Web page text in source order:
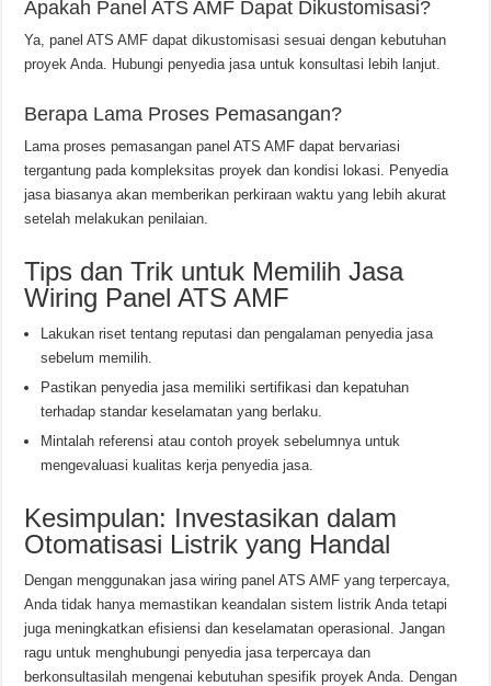
Apakah Panel ATS AMF Dapat Dikustomisasi?
Ya, panel ATS AMF dapat dikustomisasi sesuai dengan kebutuhan
proyek Anda. Hubungi penyedia jasa untuk konsultasi lebih lanjut.
Berapa Lama Proses Pemasangan?
Lama proses pemasangan panel ATS AMF dapat bervariasi
tergantung pada kompleksitas proyek dan kondisi lokasi. Penyedia
jasa biasanya akan memberikan perkiraan waktu yang lebih akurat
setelah melakukan penilaian.
Tips dan Trik untuk Memilih Jasa
Wiring Panel ATS AMF
Lakukan riset tentang reputasi dan pengalaman penyedia jasa
sebelum memilih.
Pastikan penyedia jasa memiliki sertifikasi dan kepatuhan
terhadap standar keselamatan yang berlaku.
Mintalah referensi atau contoh proyek sebelumnya untuk
mengevaluasi kualitas kerja penyedia jasa.
Kesimpulan: Investasikan dalam
Otomatisasi Listrik yang Handal
Dengan menggunakan jasa wiring panel ATS AMF yang terpercaya,
Anda tidak hanya memastikan keandalan sistem listrik Anda tetapi
juga meningkatkan efisiensi dan keselamatan operasional. Jangan
ragu untuk menghubungi penyedia jasa terpercaya dan
berkonsultasilah mengenai kebutuhan spesifik proyek Anda. Dengan